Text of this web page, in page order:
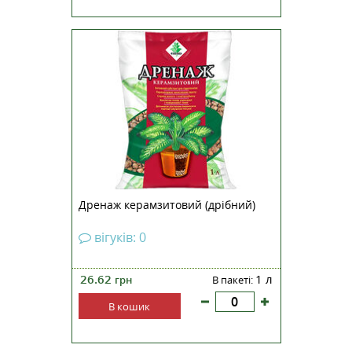
Активний субстрат для
гідропоніки. Перешкоджає
закислення ґрунту. Сприяє
волого- і повітрообміну.
Виключає появу кореневої і
поверхневої гнилі. Допомагає
рослинам переносити періоди
вимушеної посухи. Захищає
верхній шар ґрунту від...
Дренаж керамзитовий (дрібний)
вігуків: 0
26.62 грн В пакеті: 1 л
В кошик